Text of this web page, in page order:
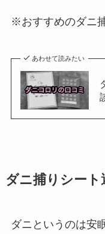
※おすすめのダニ
あわせて読みたい
ダニ捕りシート
ダニというのは安